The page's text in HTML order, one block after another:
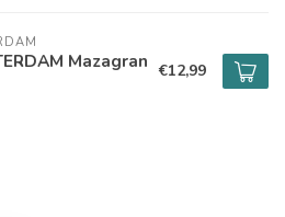
Mazagran €12,99